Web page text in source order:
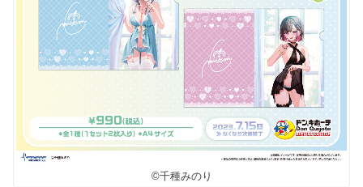
©千種みのり